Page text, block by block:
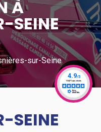
À
SEINE
sur-Seine
SEINE